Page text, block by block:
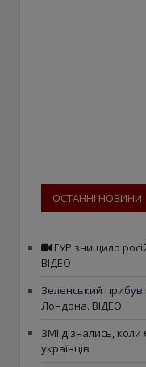
ОСТАННІ НОВИНИ
ГУР знищило
ВІДЕО
Зеленський
Лондона. ВІДЕО
ЗМІ дізнались,
українців